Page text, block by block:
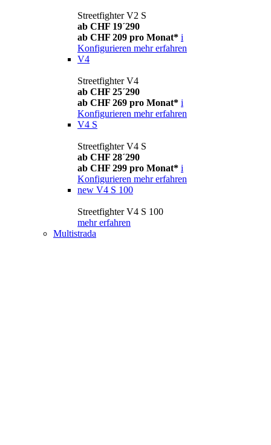
Streetfighter V2 S
ab CHF 19´290
ab CHF 209 pro Monat* i
Konfigurieren mehr erfahren
V4
Streetfighter V4
ab CHF 25´290
ab CHF 269 pro Monat* i
Konfigurieren mehr erfahren
V4 S
Streetfighter V4 S
ab CHF 28´290
ab CHF 299 pro Monat* i
Konfigurieren mehr erfahren
new V4 S 100
Streetfighter V4 S 100
mehr erfahren
Multistrada